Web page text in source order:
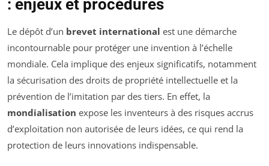
: enjeux et procédures
Le dépôt d’un brevet international est une démarche
incontournable pour protéger une invention à l’échelle
mondiale. Cela implique des enjeux significatifs, notamment
la sécurisation des droits de propriété intellectuelle et la
prévention de l’imitation par des tiers. En effet, la
mondialisation expose les inventeurs à des risques accrus
d’exploitation non autorisée de leurs idées, ce qui rend la
protection de leurs innovations indispensable.